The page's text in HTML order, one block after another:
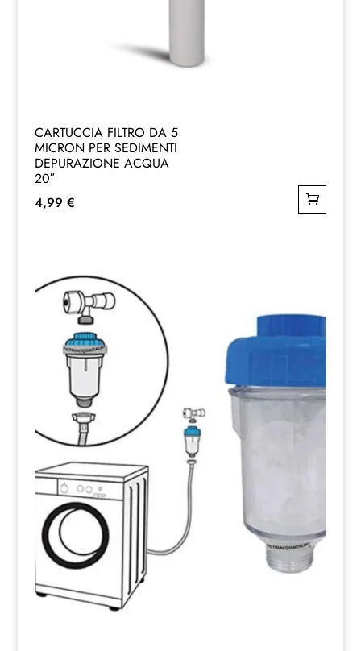
CARTUCCIA FILTRO DA 5
MICRON PER SEDIMENTI
DEPURAZIONE ACQUA
20″
4,99 €